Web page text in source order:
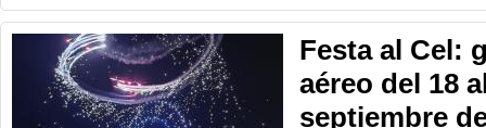
Festa al Cel:
aéreo del 18
septiembre